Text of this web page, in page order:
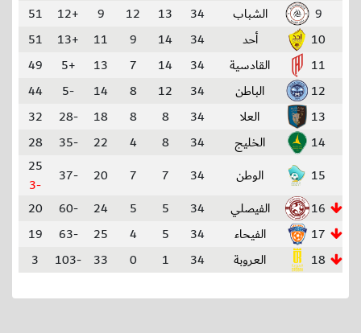
9
الشباب 34
13
12
9
+12
51
10
أحد 34
14
9
11
+13
51
11
القادسية 34
14
7
13
+5
49
12
الباطن 34
12
8
14
-5
44
13
العلا 34
8
8
18
-28
32
14
الخليج 34
8
4
22
-35
28
15
الوطن 34
7
7
20
-37
25
-3
16
الفيصلي 34
5
5
24
-60
20
17
الفيحاء 34
5
4
25
-63
19
18
العروبة 34
1
0
33
-103
3